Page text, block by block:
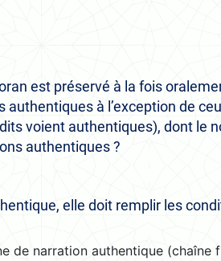
est préservé à la fois
à l’exception de
voient authentiques), dont le
authentiques ?
elle doit remplir les
de narration authentique (chaîne